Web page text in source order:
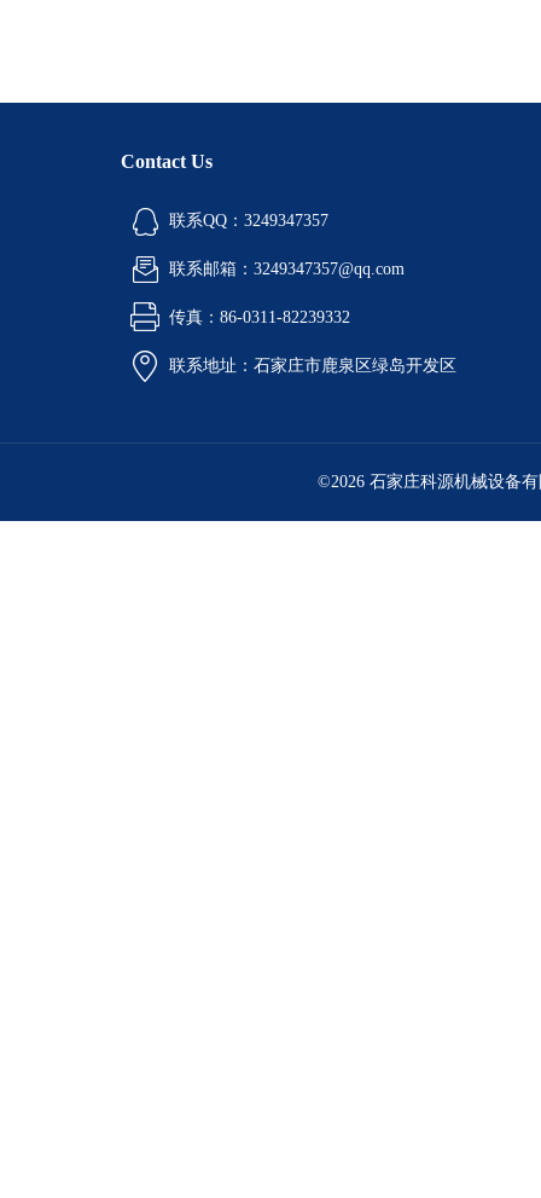
Contact Us
联系QQ：3249347357
联系邮箱：3249347357@qq.com
传真：86-0311-82239332
联系地址：石家庄市鹿泉区绿岛开发区
©2026 石家庄科源机械设备